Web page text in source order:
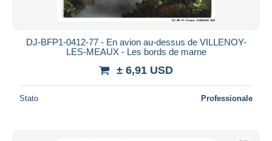
DJ-BFP1-0412-77 - En avion au-dessus de VILLENOY-
LES-MEAUX - Les bords de marne
± 6,91 USD
Stato Professionale